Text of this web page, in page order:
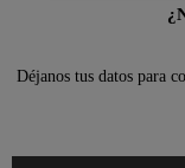
Déjanos tus datos para